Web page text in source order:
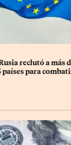
reclutó a más
países para